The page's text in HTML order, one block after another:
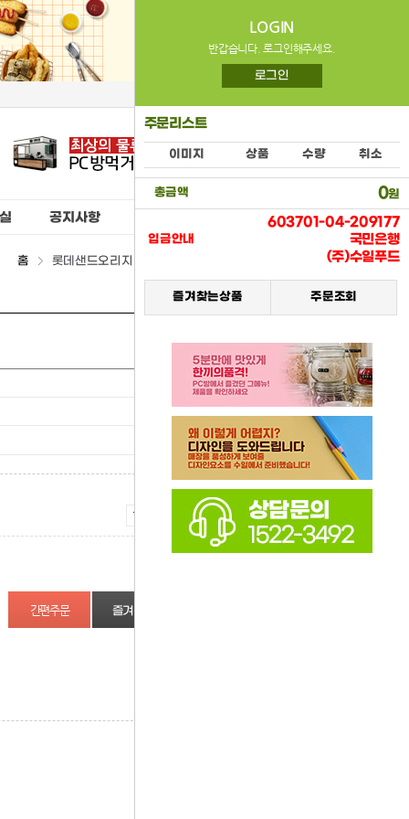
공지사항
홈 롯데샌드오리지널(롯데제과) > (07) 스낵류
LOGIN
반갑습니다. 로그인해주세요.
로그인
주문리스트
이미지 상품 수량 취소
총금액 0원
입금안내
603701-04-209177
국민은행
(주)수일푸드
즐겨찾는상품 주문조회
증가
감소
즐겨찾기